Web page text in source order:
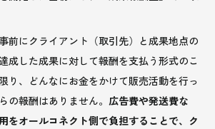
前にクライアント（取引先）と成果地点の
成した成果に対して報酬を支払う形式のこ
り、どんなにお金をかけて販売活動を行っ
の報酬はありません。 広告費や発送費な
をオールコネクト側で負担することで、ク